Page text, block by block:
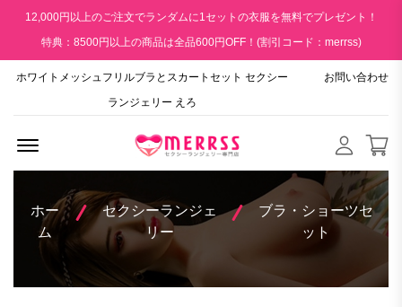
12,000円以上のご注文でランダムに1セットの衣服を無料でプレゼント！
特典：8500円以上の商品は全品600円OFF！(割引コード：merrss)
ホワイトメッシュフリルブラとスカートセット セクシー
ランジェリー えろ
お問い合わせ
ホー
ム
セクシーランジェ
リー
ブラ・ショーツセ
ット